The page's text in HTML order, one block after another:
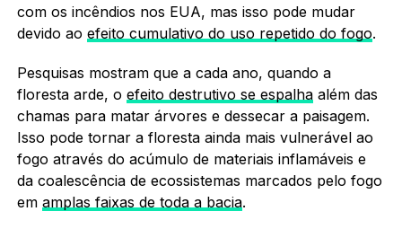
com os incêndios nos EUA, mas isso pode mudar
devido ao efeito cumulativo do uso repetido do fogo.
Pesquisas mostram que a cada ano, quando a
floresta arde, o efeito destrutivo se espalhaalém das
chamas para matar árvores e dessecar a paisagem.
Isso pode tornar a floresta ainda mais vulnerável ao
fogo através do acúmulo de materiais inflamáveis e
da coalescência de ecossistemas marcados pelo fogo
em amplas faixas de toda a bacia.